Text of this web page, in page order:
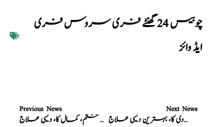
چوبیس 24 گھنٹے فری سروس فری
ایڈ وائز
Previous News
ہیپاٹائٹس، یرقان پیلا صرف 7 دن میں ختم، کمال کا، دیسی علاج
Next News
نامردی کا، بہترین دیسی علاج